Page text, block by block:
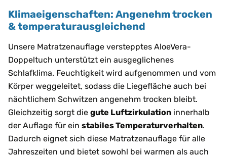
Klimaeigenschaften: Angenehm trocken
& temperaturausgleichend
Unsere Matratzenauflage verstepptes AloeVera-
Doppeltuch unterstützt ein ausgeglichenes
Schlafklima. Feuchtigkeit wird aufgenommen und vom
Körper weggeleitet, sodass die Liegefläche auch bei
nächtlichem Schwitzen angenehm trocken bleibt.
Gleichzeitig sorgt die gute Luftzirkulation innerhalb
der Auflage für ein stabiles Temperaturverhalten.
Dadurch eignet sich diese Matratzenauflage für alle
Jahreszeiten und bietet sowohl bei warmen als auch